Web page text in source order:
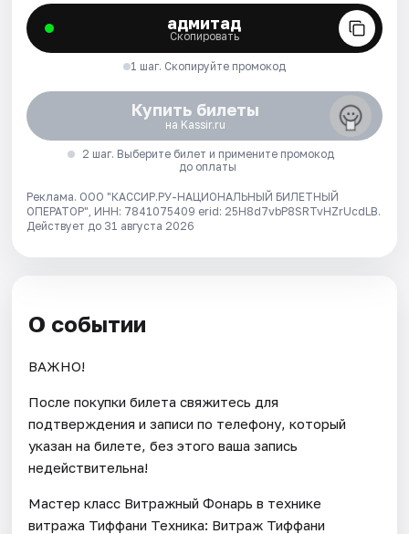
адмитад
Скопировать
1 шаг. Скопируйте промокод
Купить билеты
на Kassir.ru
2 шаг. Выберите билет и примените промокод
до оплаты
Реклама. ООО "КАССИР.РУ-НАЦИОНАЛЬНЫЙ БИЛЕТНЫЙ
ОПЕРАТОР", ИНН: 7841075409 erid: 25H8d7vbP8SRTvHZrUcdLB.
Действует до 31 августа 2026
О событии
ВАЖНО!
После покупки билета свяжитесь для
подтверждения и записи по телефону, который
указан на билете, без этого ваша запись
недействительна!
Мастер класс Витражный Фонарь в технике
витража Тиффани Техника: Витраж Тиффани